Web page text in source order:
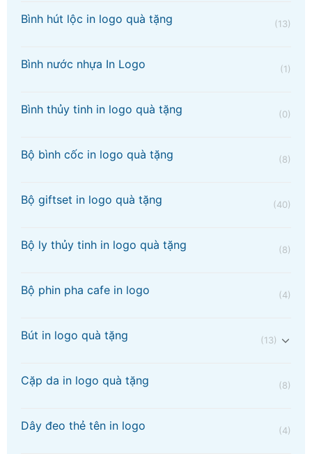
Bình hút lộc in logo quà tặng (13)
Bình nước nhựa In Logo (1)
Bình thủy tinh in logo quà tặng (0)
Bộ bình cốc in logo quà tặng (8)
Bộ giftset in logo quà tặng (40)
Bộ ly thủy tinh in logo quà tặng (8)
Bộ phin pha cafe in logo (4)
Bút in logo quà tặng (13)
Cặp da in logo quà tặng (8)
Dây đeo thẻ tên in logo (4)